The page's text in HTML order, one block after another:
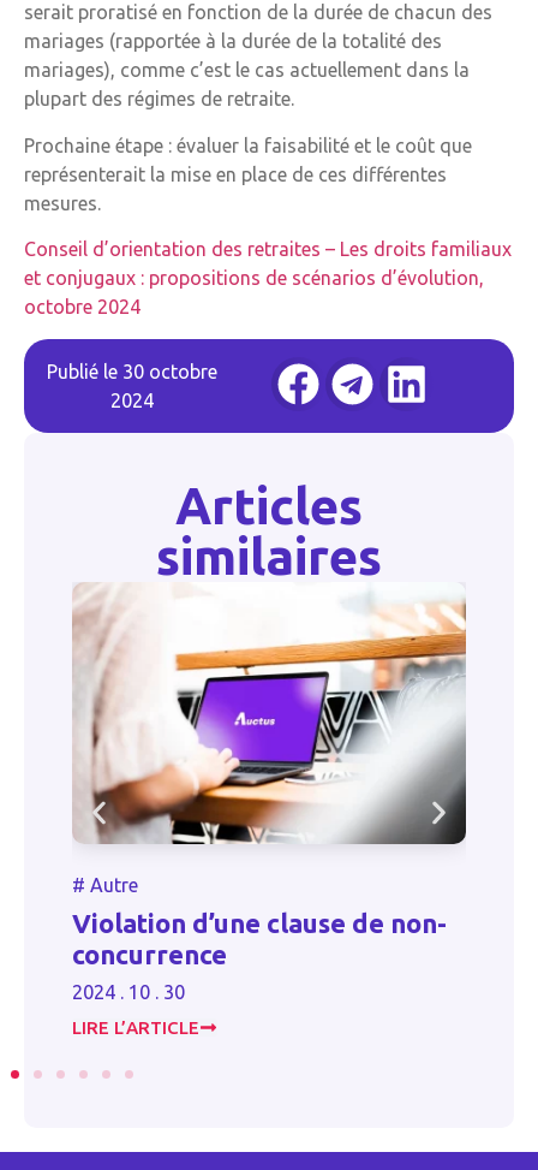
serait proratisé en fonction de la durée de chacun des
mariages (rapportée à la durée de la totalité des
mariages), comme c’est le cas actuellement dans la
plupart des régimes de retraite.
Prochaine étape : évaluer la faisabilité et le coût que
représenterait la mise en place de ces différentes
mesures.
Conseil d’orientation des retraites – Les droits familiaux
et conjugaux : propositions de scénarios d’évolution,
octobre 2024
Publié le 30 octobre
2024
Articles
similaires
d’une clause de non-
. 10 . 30
L’ARTICLE